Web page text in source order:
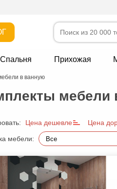
Спальня Прихожая
в ванную
мебели
Цена дешевле Цена
мебели: